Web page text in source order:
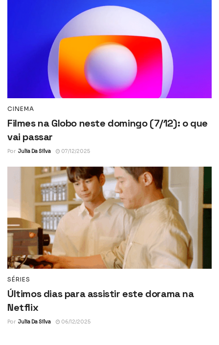
CINEMA
Filmes na Globo neste domingo (7/12): o que
vai passar
Por Julia Da Silva 07/12/2025
SÉRIES
Últimos dias para assistir este dorama na
Netflix
Por Julia Da Silva 06/12/2025